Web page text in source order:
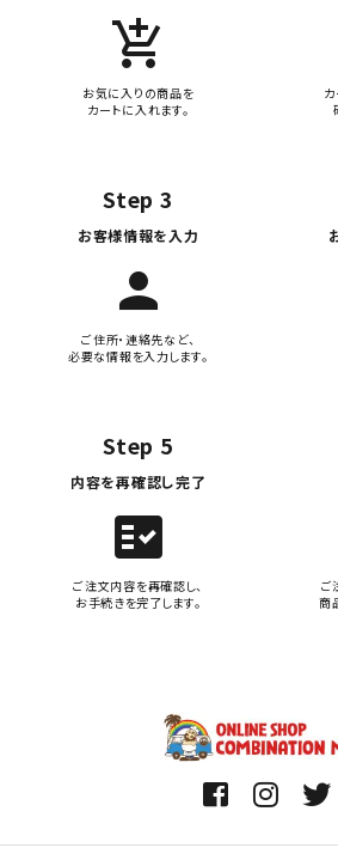
add_shopping_cart
お気に入りの商品を
カートに入れます。
Step 3
お客様情報を入力
person
ご住所・連絡先など、
必要な情報を入力します。
Step 5
内容を再確認し完了
fact_check
ご注文内容を再確認し、
お手続きを完了します。
ご
商